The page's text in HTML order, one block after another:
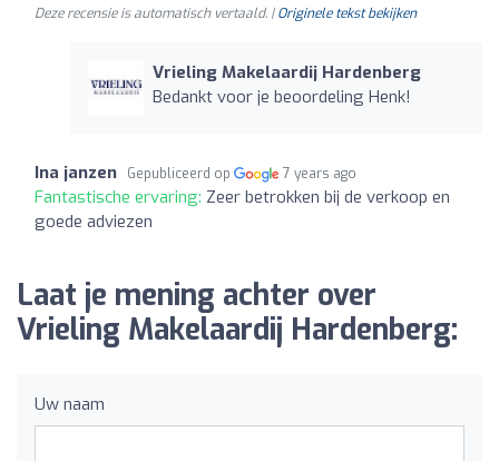
Deze recensie is automatisch vertaald. |Originele tekst bekijken
Vrieling Makelaardij Hardenberg
Bedankt voor je beoordeling Henk!
Ina janzen Gepubliceerd op 7 years ago
Fantastische ervaring: Zeer betrokken bij de verkoop en
goede adviezen
Laat je mening achter over
Vrieling Makelaardij Hardenberg:
Uw naam